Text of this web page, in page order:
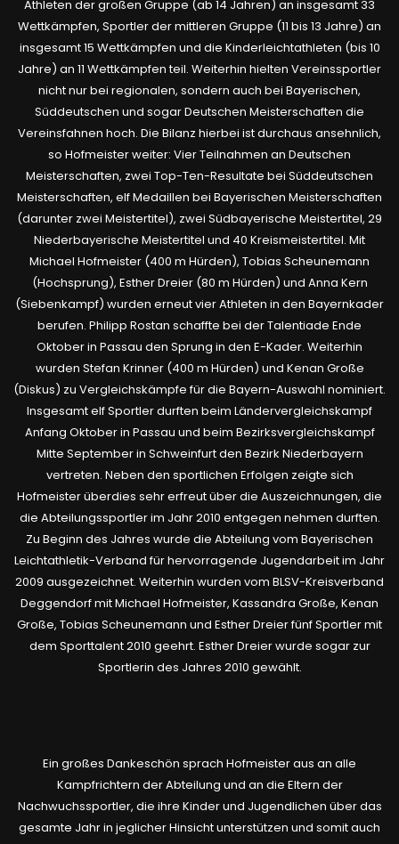
Athleten der großen Gruppe (ab 14 Jahren) an insgesamt 33
Wettkämpfen, Sportler der mittleren Gruppe (11 bis 13 Jahre) an
insgesamt 15 Wettkämpfen und die Kinderleichtathleten (bis 10
Jahre) an 11 Wettkämpfen teil. Weiterhin hielten Vereinssportler
nicht nur bei regionalen, sondern auch bei Bayerischen,
Süddeutschen und sogar Deutschen Meisterschaften die
Vereinsfahnen hoch. Die Bilanz hierbei ist durchaus ansehnlich,
so Hofmeister weiter: Vier Teilnahmen an Deutschen
Meisterschaften, zwei Top-Ten-Resultate bei Süddeutschen
Meisterschaften, elf Medaillen bei Bayerischen Meisterschaften
(darunter zwei Meistertitel), zwei Südbayerische Meistertitel, 29
Niederbayerische Meistertitel und 40 Kreismeistertitel. Mit
Michael Hofmeister (400 m Hürden), Tobias Scheunemann
(Hochsprung), Esther Dreier (80 m Hürden) und Anna Kern
(Siebenkampf) wurden erneut vier Athleten in den Bayernkader
berufen. Philipp Rostan schaffte bei der Talentiade Ende
Oktober in Passau den Sprung in den E-Kader. Weiterhin
wurden Stefan Krinner (400 m Hürden) und Kenan Große
(Diskus) zu Vergleichskämpfe für die Bayern-Auswahl nominiert.
Insgesamt elf Sportler durften beim Ländervergleichskampf
Anfang Oktober in Passau und beim Bezirksvergleichskampf
Mitte September in Schweinfurt den Bezirk Niederbayern
vertreten. Neben den sportlichen Erfolgen zeigte sich
Hofmeister überdies sehr erfreut über die Auszeichnungen, die
die Abteilungssportler im Jahr 2010 entgegen nehmen durften.
Zu Beginn des Jahres wurde die Abteilung vom Bayerischen
Leichtathletik-Verband für hervorragende Jugendarbeit im Jahr
2009 ausgezeichnet. Weiterhin wurden vom BLSV-Kreisverband
Deggendorf mit Michael Hofmeister, Kassandra Große, Kenan
Große, Tobias Scheunemann und Esther Dreier fünf Sportler mit
dem Sporttalent 2010 geehrt. Esther Dreier wurde sogar zur
Sportlerin des Jahres 2010 gewählt.
Ein großes Dankeschön sprach Hofmeister aus an alle
Kampfrichtern der Abteilung und an die Eltern der
Nachwuchssportler, die ihre Kinder und Jugendlichen über das
gesamte Jahr in jeglicher Hinsicht unterstützen und somit auch